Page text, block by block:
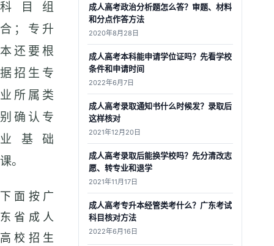
科目组
合；专升
本还要根
据招生专
业所属类
别确认专
业基础
课。
下面按广
东省成人
高校招生
成人高考政治分析题怎么答？审题、材料
和分点作答方法
2020年8月28日
成人高考本科能申请学位证吗？先看学校
条件和申请时间
2022年6月7日
成人高考录取通知书什么时候发？录取后
这样核对
2021年12月20日
成人高考录取后能换学校吗？先分清改志
愿、转专业和退学
2021年11月17日
成人高考专升本经管类考什么？广东考试
科目核对方法
2022年6月16日